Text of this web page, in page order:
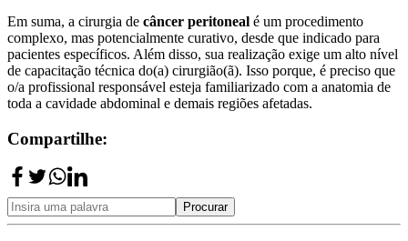
Em suma, a cirurgia de câncer peritoneal é um procedimento
complexo, mas potencialmente curativo, desde que indicado para
pacientes específicos. Além disso, sua realização exige um alto nível
de capacitação técnica do(a) cirurgião(ã). Isso porque, é preciso que
o/a profissional responsável esteja familiarizado com a anatomia de
toda a cavidade abdominal e demais regiões afetadas.
Compartilhe:
Procurar